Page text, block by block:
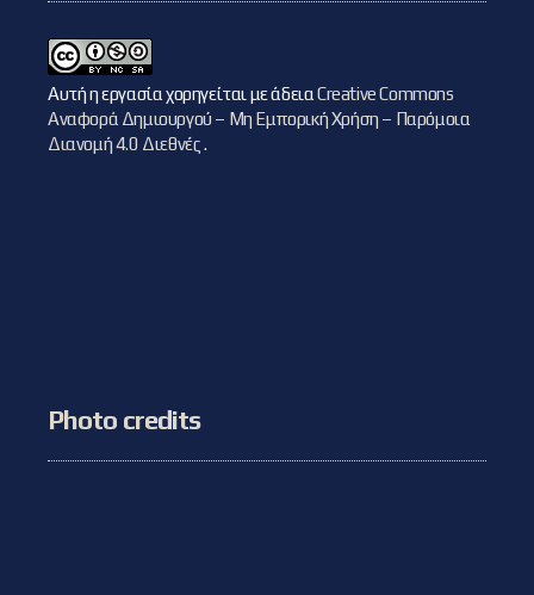
Αυτή η εργασία χορηγείται με άδειαCreative Commons
Αναφορά Δημιουργού – Μη Εμπορική Χρήση – Παρόμοια
Διανομή 4.0 Διεθνές.
Photo credits